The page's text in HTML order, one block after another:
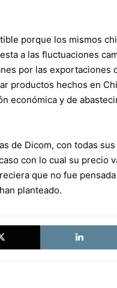
porque los mismos
a las fluctuaciones
por las exportaciones
productos hechos en
económica y de
de Dicom, con todas
con lo cual su precio
que no fue
planteado.
X